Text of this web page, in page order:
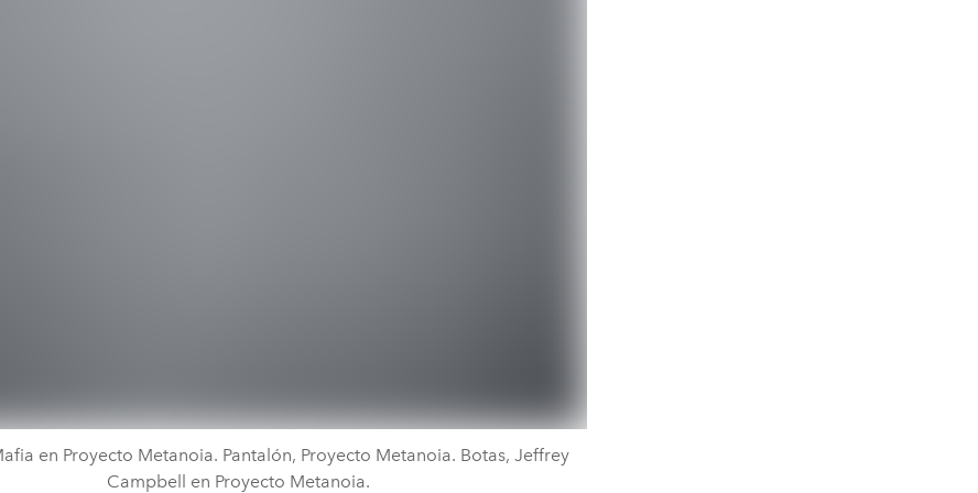
en Proyecto Metanoia. Pantalón, Proyecto Metanoia. Botas, Jeffrey
Campbell en Proyecto Metanoia.